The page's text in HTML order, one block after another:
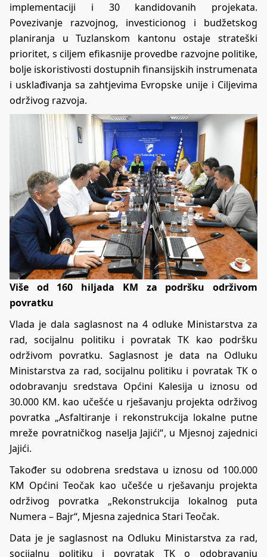
implementaciji i 30 kandidovanih projekata.
Povezivanje razvojnog, investicionog i budžetskog
planiranja u Tuzlanskom kantonu ostaje strateški
prioritet, s ciljem efikasnije provedbe razvojne politike,
bolje iskoristivosti dostupnih finansijskih instrumenata
i usklađivanja sa zahtjevima Evropske unije i Ciljevima
održivog razvoja.
Više od 160 hiljada KM za podršku održivom
povratku
Vlada je dala saglasnost na 4 odluke Ministarstva za
rad, socijalnu politiku i povratak TK kao podršku
održivom povratku. Saglasnost je data na Odluku
Ministarstva za rad, socijalnu politiku i povratak TK o
odobravanju sredstava Općini Kalesija u iznosu od
30.000 KM. kao učešće u rješavanju projekta održivog
povratka „Asfaltiranje i rekonstrukcija lokalne putne
mreže povratničkog naselja Jajići“, u Mjesnoj zajednici
Jajići.
Također su odobrena sredstava u iznosu od 100.000
KM Općini Teočak kao učešće u rješavanju projekta
održivog povratka „Rekonstrukcija lokalnog puta
Numera – Bajr“, Mjesna zajednica Stari Teočak.
Data je je saglasnost na Odluku Ministarstva za rad,
socijalnu politiku i povratak TK o odobravanju